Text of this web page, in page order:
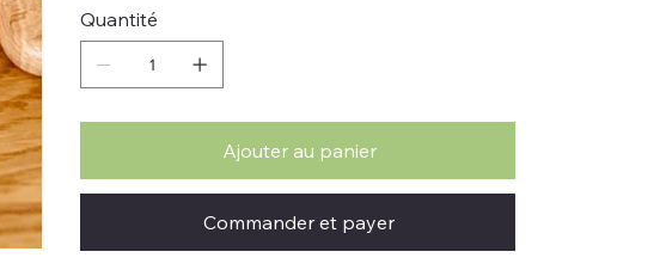
Quantité
Ajouter au panier
Commander et payer